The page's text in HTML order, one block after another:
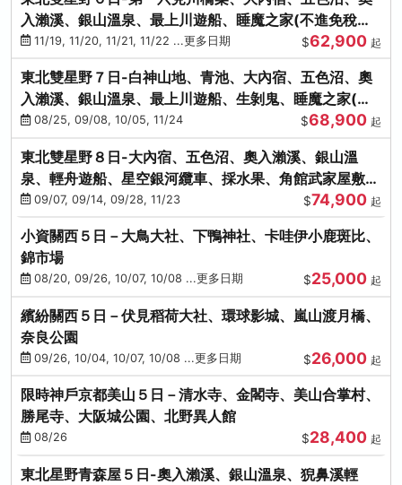
入瀨溪、銀山溫泉、最上川遊船、睡魔之家(不進免稅店)
(仙/青)
11/19, 11/20, 11/21, 11/22 ...更多日期 $62,900 起
東北雙星野７日-白神山地、青池、大內宿、五色沼、奧
入瀨溪、銀山溫泉、最上川遊船、生剝鬼、睡魔之家(不
進免稅店)(仙/青)
08/25, 09/08, 10/05, 11/24 $68,900 起
東北雙星野８日-大內宿、五色沼、奧入瀨溪、銀山溫
泉、輕舟遊船、星空銀河纜車、採水果、角館武家屋敷
(不進免稅店)(仙/青)
09/07, 09/14, 09/28, 11/23 $74,900 起
小資關西５日－大鳥大社、下鴨神社、卡哇伊小鹿斑比、
錦市場
08/20, 09/26, 10/07, 10/08 ...更多日期 $25,000 起
繽紛關西５日－伏見稻荷大社、環球影城、嵐山渡月橋、
奈良公園
09/26, 10/04, 10/07, 10/08 ...更多日期 $26,000 起
限時神戶京都美山５日－清水寺、金閣寺、美山合掌村、
勝尾寺、大阪城公園、北野異人館
08/26 $28,400 起
東北星野青森屋５日-奧入瀨溪、銀山溫泉、猊鼻溪輕